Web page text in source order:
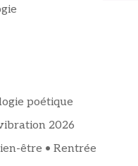
poétique
2026
être • Rentrée